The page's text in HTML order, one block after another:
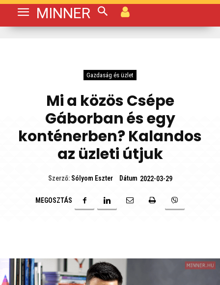
MINNER
Gazdaság és üzlet
Mi a közös Csépe
Gáborban és egy
konténerben? Kalandos
az üzleti útjuk
Szerző: Sólyom Eszter Dátum 2022-03-29
MEGOSZTÁS